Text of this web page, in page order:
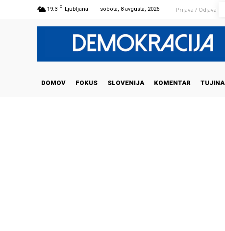
19.3 C Ljubljana sobota, 8 avgusta, 2026 Prijava / Odjava
DOMOV FOKUS SLOVENIJA KOMENTAR TUJINA